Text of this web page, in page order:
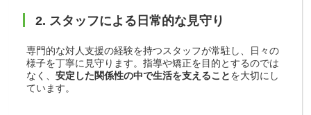
2. スタッフによる日常的な見守り
専門的な対人支援の経験を持つスタッフが常駐し、日々の
様子を丁寧に見守ります。指導や矯正を目的とするのでは
なく、安定した関係性の中で生活を支えることを大切にし
ています。